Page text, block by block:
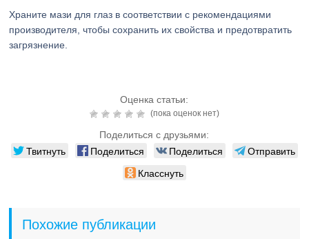
Храните мази для глаз в соответствии с рекомендациями
производителя, чтобы сохранить их свойства и предотвратить
загрязнение.
Оценка статьи:
(пока оценок нет)
Поделиться с друзьями:
Твитнуть Поделиться Поделиться
Отправить
Класснуть
Похожие публикации